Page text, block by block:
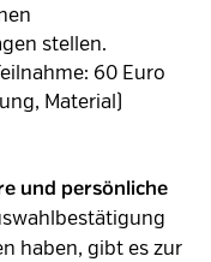
stellen.
60 Euro
Material)
und persönliche
haben, gibt es zur